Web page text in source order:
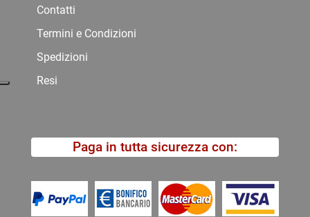
Contatti
Termini e Condizioni
Spedizioni
Resi
Paga in tutta sicurezza con: